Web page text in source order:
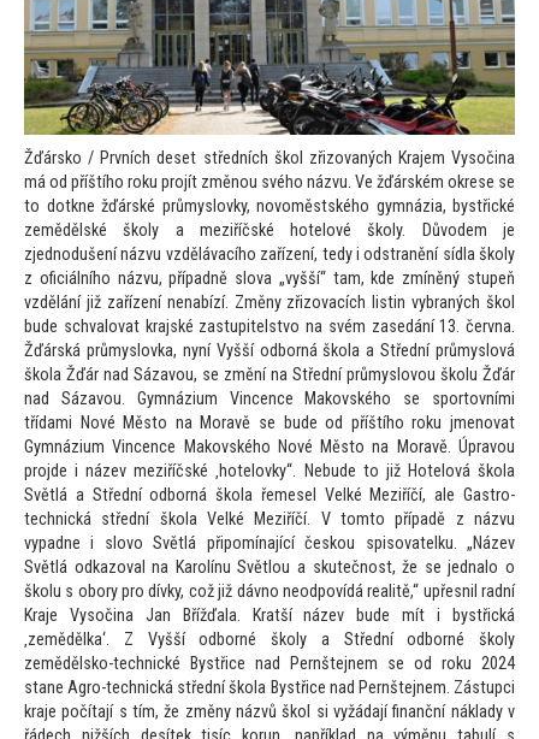
Žďársko / Prvních deset středních škol zřizovaných Krajem Vysočina
má od příštího roku projít změnou svého názvu. Ve žďárském okrese se
to dotkne žďárské průmyslovky, novoměstského gymnázia, bystřické
zemědělské školy a meziříčské hotelové školy. Důvodem je
zjednodušení názvu vzdělávacího zařízení, tedy i odstranění sídla školy
z oficiálního názvu, případně slova „vyšší“ tam, kde zmíněný stupeň
vzdělání již zařízení nenabízí. Změny zřizovacích listin vybraných škol
bude schvalovat krajské zastupitelstvo na svém zasedání 13. června.
Žďárská průmyslovka, nyní Vyšší odborná škola a Střední průmyslová
škola Žďár nad Sázavou, se změní na Střední průmyslovou školu Žďár
nad Sázavou. Gymnázium Vincence Makovského se sportovními
třídami Nové Město na Moravě se bude od příštího roku jmenovat
Gymnázium Vincence Makovského Nové Město na Moravě. Úpravou
projde i název meziříčské ‚hotelovky“. Nebude to již Hotelová škola
Světlá a Střední odborná škola řemesel Velké Meziříčí, ale Gastro-
technická střední škola Velké Meziříčí. V tomto případě z názvu
vypadne i slovo Světlá připomínající českou spisovatelku. „Název
Světlá odkazoval na Karolínu Světlou a skutečnost, že se jednalo o
školu s obory pro dívky, což již dávno neodpovídá realitě,“ upřesnil radní
Kraje Vysočina Jan Břížďala. Kratší název bude mít i bystřická
‚zemědělka‘. Z Vyšší odborné školy a Střední odborné školy
zemědělsko-technické Bystřice nad Pernštejnem se od roku 2024
stane Agro-technická střední škola Bystřice nad Pernštejnem. Zástupci
kraje počítají s tím, že změny názvů škol si vyžádají finanční náklady v